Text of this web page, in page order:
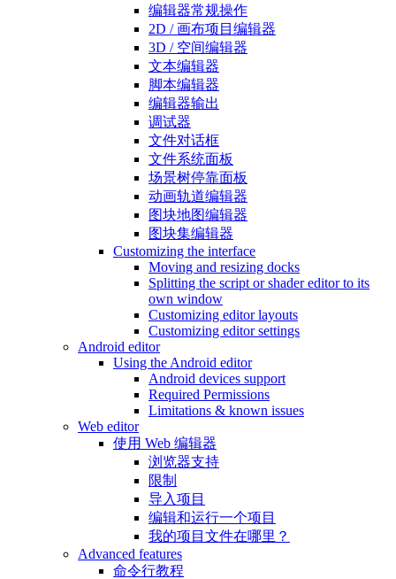
编辑器常规操作
2D / 画布项目编辑器
3D / 空间编辑器
文本编辑器
脚本编辑器
编辑器输出
调试器
文件对话框
文件系统面板
场景树停靠面板
动画轨道编辑器
图块地图编辑器
图块集编辑器
Customizing the interface
Moving and resizing docks
Splitting the script or shader editor to its
own window
Customizing editor layouts
Customizing editor settings
Android editor
Using the Android editor
Android devices support
Required Permissions
Limitations & known issues
Web editor
使用 Web 编辑器
浏览器支持
限制
导入项目
编辑和运行一个项目
我的项目文件在哪里？
Advanced features
命令行教程